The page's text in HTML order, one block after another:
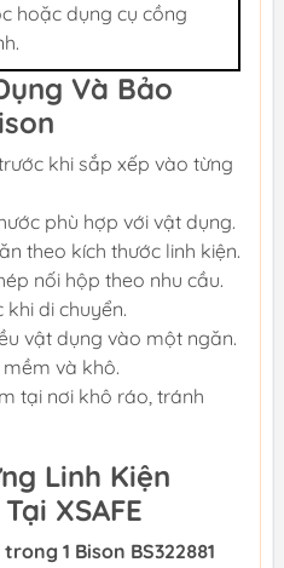
hoặc dụng cụ cồng
Và Bảo
khi sắp xếp vào từng
phù hợp với vật dụng.
theo kích thước linh kiện.
nối hộp theo nhu cầu.
di chuyển.
vật dụng vào một ngăn.
và khô.
tại nơi khô ráo, tránh
Linh Kiện
XSAFE
1 Bison BS322881